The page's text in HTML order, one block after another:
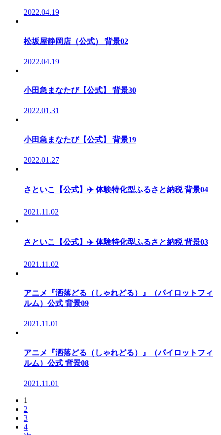
2022.04.19
松坂屋静岡店（公式） 背景02
2022.04.19
小田急まなたび【公式】 背景30
2022.01.31
小田急まなたび【公式】 背景19
2022.01.27
さといこ【公式】✈️ 体験特化型ふるさと納税 背景04
2021.11.02
さといこ【公式】✈️ 体験特化型ふるさと納税 背景03
2021.11.02
アニメ『洒落どる（しゃれどる）』（パイロットフィ
ルム）公式 背景09
2021.11.01
アニメ『洒落どる（しゃれどる）』（パイロットフィ
ルム）公式 背景08
2021.11.01
1
2
3
4